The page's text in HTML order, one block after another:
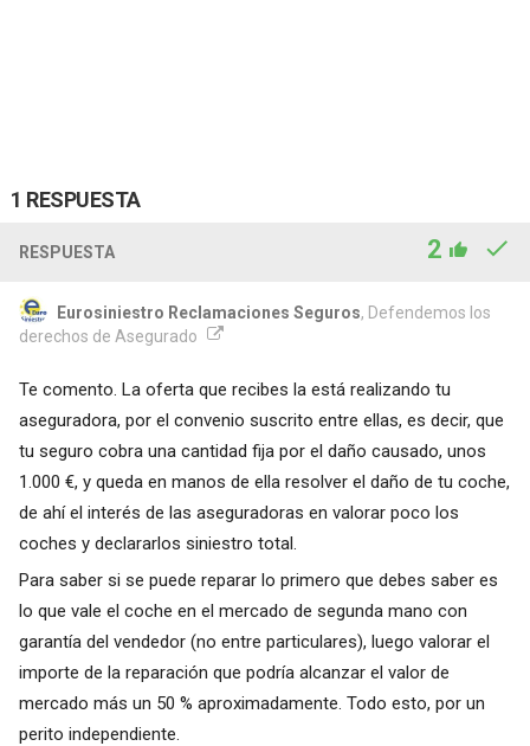
1 RESPUESTA
RESPUESTA 2
Eurosiniestro Reclamaciones Seguros, Defendemos los
derechos de Asegurado
Te comento. La oferta que recibes la está realizando tu
aseguradora, por el convenio suscrito entre ellas, es decir, que
tu seguro cobra una cantidad fija por el daño causado, unos
1.000 €, y queda en manos de ella resolver el daño de tu coche,
de ahí el interés de las aseguradoras en valorar poco los
coches y declararlos siniestro total.
Para saber si se puede reparar lo primero que debes saber es
lo que vale el coche en el mercado de segunda mano con
garantía del vendedor (no entre particulares), luego valorar el
importe de la reparación que podría alcanzar el valor de
mercado más un 50 % aproximadamente. Todo esto, por un
perito independiente.